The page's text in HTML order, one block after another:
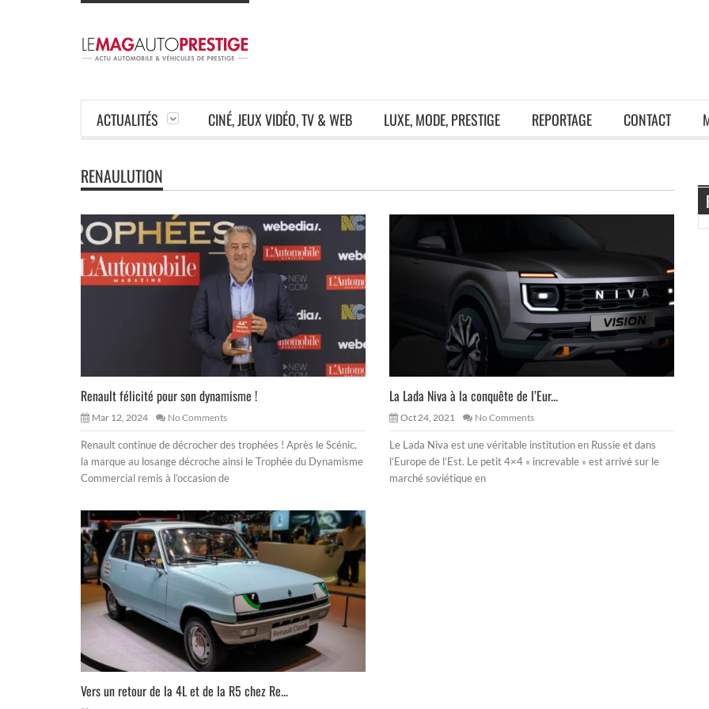
ACTUALITÉS CINÉ, JEUX VIDÉO, TV & WEB LUXE, MODE, PRESTIGE REPORTAGE CONTACT
RENAULUTION
Renault félicité pour son dynamisme !
Mar 12, 2024 No Comments
Renault continue de décrocher des trophées ! Après le Scénic,
la marque au losange décroche ainsi le Trophée du Dynamisme
Commercial remis à l’occasion de
La Lada Niva à la conquête de l’Eur...
Oct 24, 2021 No Comments
Le Lada Niva est une véritable institution en Russie et dans
l’Europe de l’Est. Le petit 4×4 « increvable » est arrivé sur le
marché soviétique en
Vers un retour de la 4L et de la R5 chez Re...